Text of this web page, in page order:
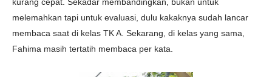
melemahkan tapi untuk evaluasi, dulu kakaknya sudah lancar
membaca saat di kelas TK A. Sekarang, di kelas yang sama,
Fahima masih tertatih membaca per kata.